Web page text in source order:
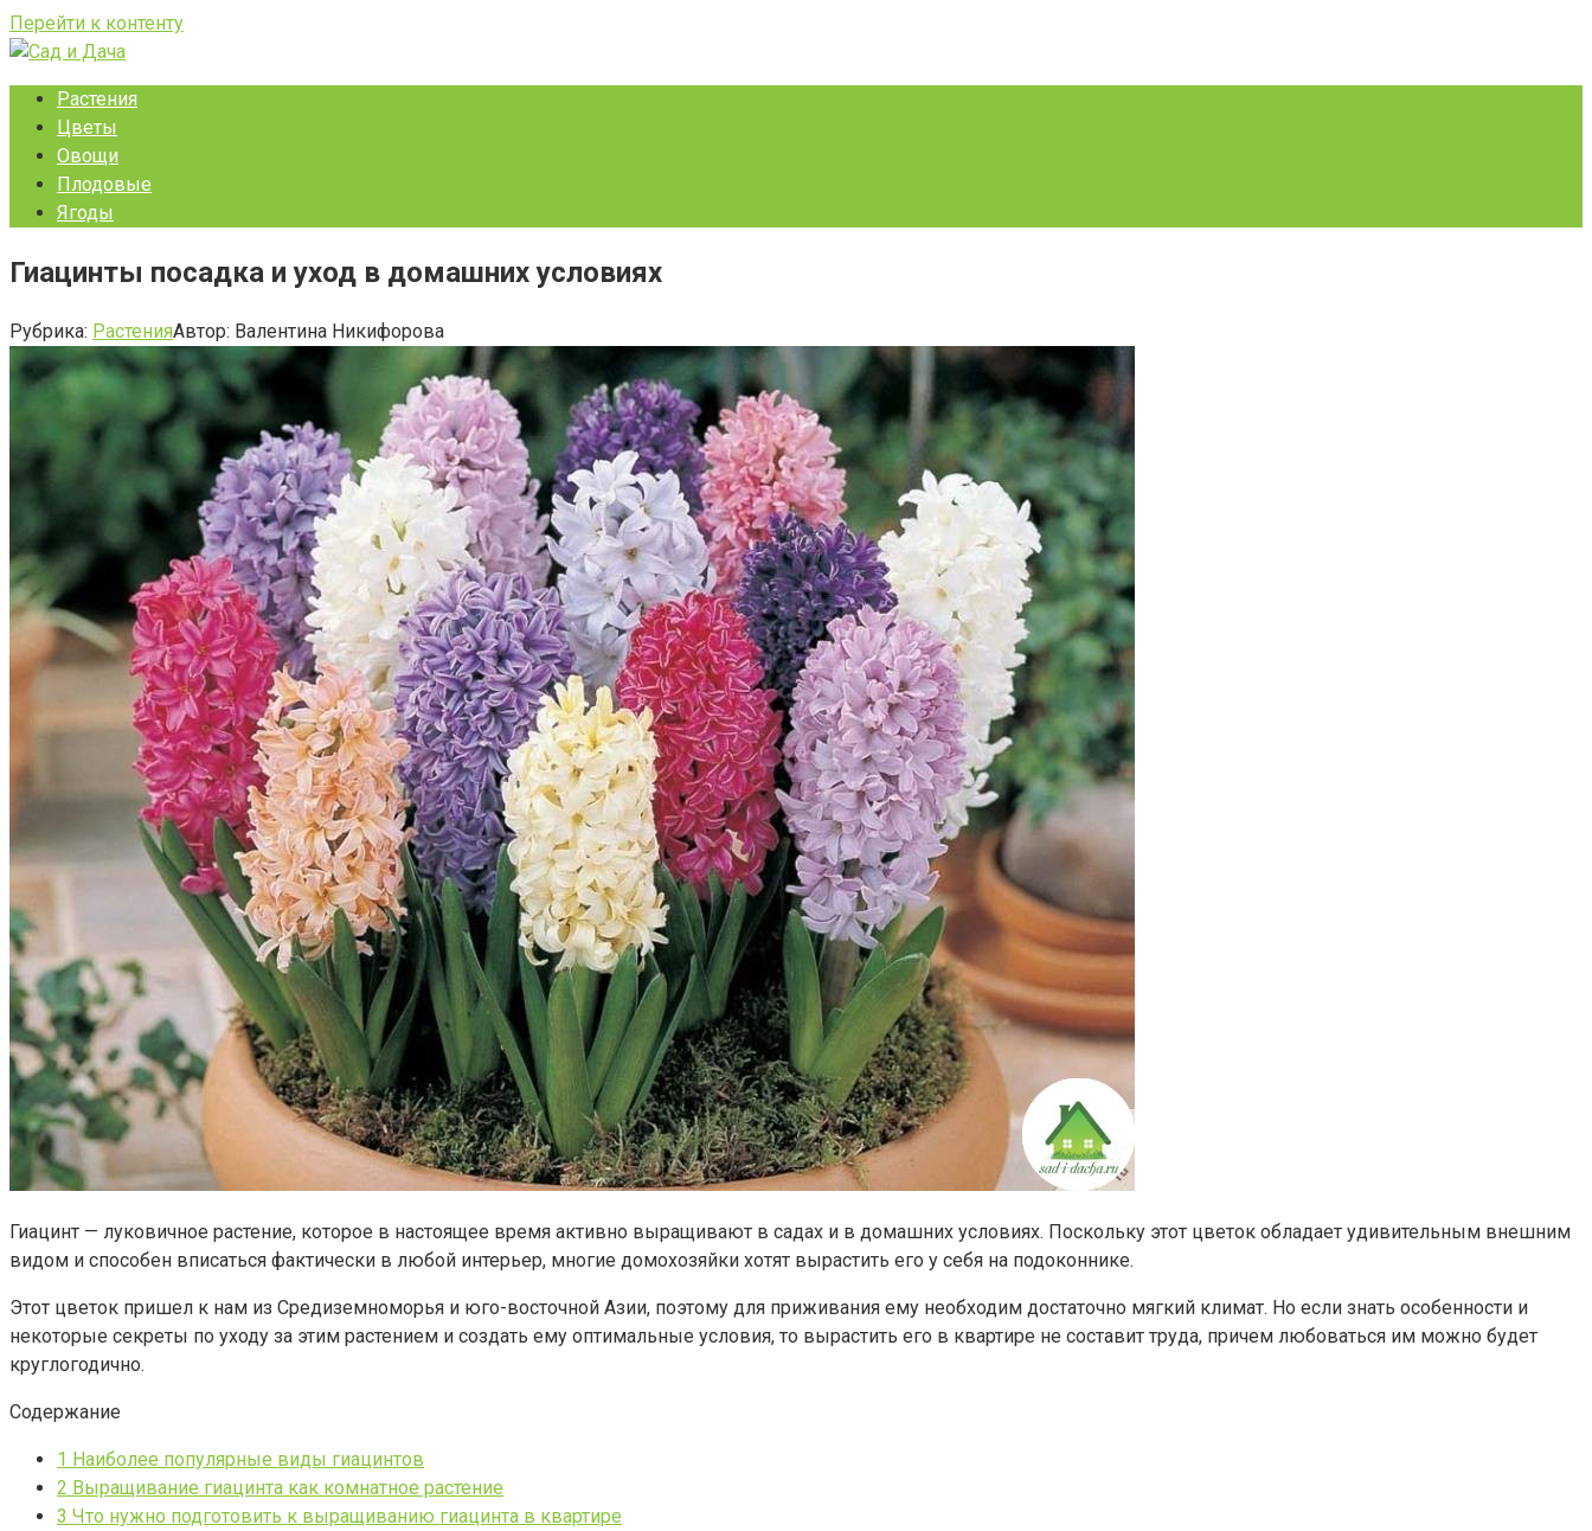
Перейти к контенту
Растения
Цветы
Овощи
Плодовые
Ягоды
Гиацинты посадка и уход в домашних условиях
Рубрика: РастенияАвтор: Валентина Никифорова
Гиацинт — луковичное растение, которое в настоящее время активно выращивают в садах и в домашних условиях. Поскольку этот цветок обладает удивительным внешним
видом и способен вписаться фактически в любой интерьер, многие домохозяйки хотят вырастить его у себя на подоконнике.
Этот цветок пришел к нам из Средиземноморья и юго-восточной Азии, поэтому для приживания ему необходим достаточно мягкий климат. Но если знать особенности и
некоторые секреты по уходу за этим растением и создать ему оптимальные условия, то вырастить его в квартире не составит труда, причем любоваться им можно будет
круглогодично.
Содержание
1 Наиболее популярные виды гиацинтов
2 Выращивание гиацинта как комнатное растение
3 Что нужно подготовить к выращиванию гиацинта в квартире